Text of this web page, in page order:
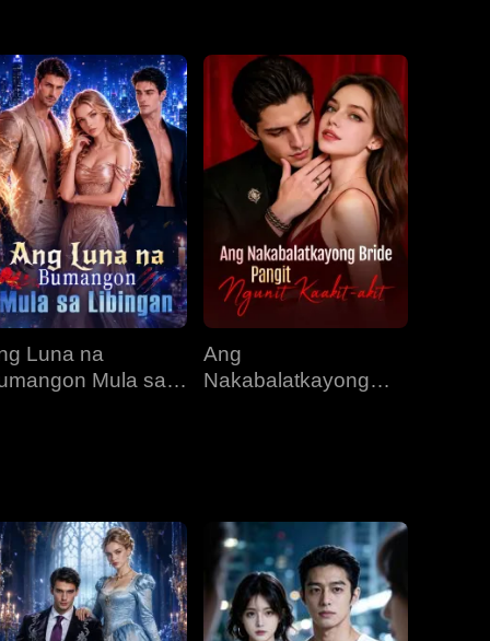
EP 34 EP 35 EP 36
EP 37 EP 38 EP 39
Luna na
Mula sa
Ang
Nakabalatkayong